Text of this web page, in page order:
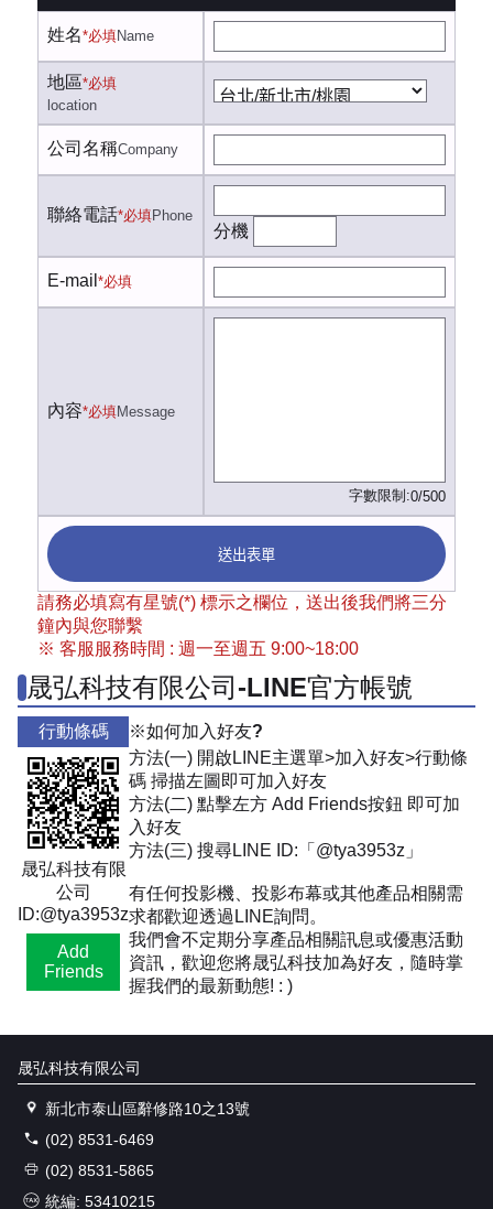
姓名*必填Name
地區*必填
location
公司名稱Company
聯絡電話*必填Phone
分機
E-mail *必填
內容*必填Message
字數限制:0/500
送出表單
請務必填寫有星號(*) 標示之欄位，送出後我們將三分
鐘內與您聯繫
※ 客服服務時間 : 週一至週五 9:00~18:00
晟弘科技有限公司-LINE官方帳號
行動條碼
晟弘科技有限
公司
ID:@tya3953z
Add
Friends
※如何加入好友?
方法(一) 開啟LINE主選單>加入好友>行動條
碼 掃描左圖即可加入好友
方法(二) 點擊左方 Add Friends按鈕 即可加
入好友
方法(三) 搜尋LINE ID:「@tya3953z」
有任何投影機、投影布幕或其他產品相關需
求都歡迎透過LINE詢問。
我們會不定期分享產品相關訊息或優惠活動
資訊，歡迎您將晟弘科技加為好友，隨時掌
握我們的最新動態! : )
晟弘科技有限公司
新北市泰山區辭修路10之13號
(02) 8531-6469
(02) 8531-5865
統編: 53410215